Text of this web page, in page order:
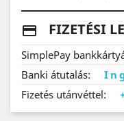
paymentsFIZETÉSI
SimplePay
Banki átutalás:
Fizetés utánvéttel: